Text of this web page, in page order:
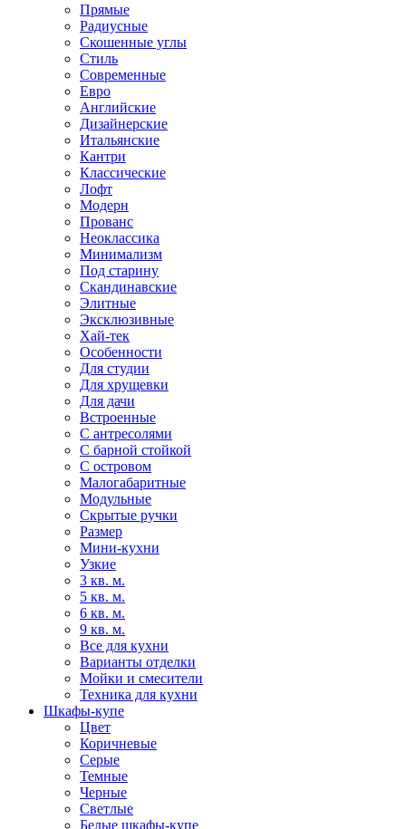
Прямые
Радиусные
Скошенные углы
Стиль
Современные
Евро
Английские
Дизайнерские
Итальянские
Кантри
Классические
Лофт
Модерн
Прованс
Неоклассика
Минимализм
Под старину
Скандинавские
Элитные
Эксклюзивные
Хай-тек
Особенности
Для студии
Для хрущевки
Для дачи
Встроенные
С антресолями
С барной стойкой
С островом
Малогабаритные
Модульные
Скрытые ручки
Размер
Мини-кухни
Узкие
3 кв. м.
5 кв. м.
6 кв. м.
9 кв. м.
Все для кухни
Варианты отделки
Мойки и смесители
Техника для кухни
Шкафы-купе
Цвет
Коричневые
Серые
Темные
Черные
Светлые
Белые шкафы-купе